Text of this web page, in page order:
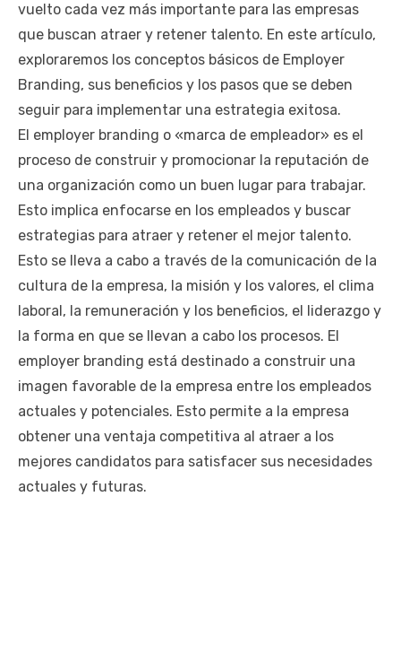
vuelto cada vez más importante para las empresas
que buscan atraer y retener talento. En este artículo,
exploraremos los conceptos básicos de Employer
Branding, sus beneficios y los pasos que se deben
seguir para implementar una estrategia exitosa.
El employer branding o «marca de empleador» es el
proceso de construir y promocionar la reputación de
una organización como un buen lugar para trabajar.
Esto implica enfocarse en los empleados y buscar
estrategias para atraer y retener el mejor talento.
Esto se lleva a cabo a través de la comunicación de la
cultura de la empresa, la misión y los valores, el clima
laboral, la remuneración y los beneficios, el liderazgo y
la forma en que se llevan a cabo los procesos. El
employer branding está destinado a construir una
imagen favorable de la empresa entre los empleados
actuales y potenciales. Esto permite a la empresa
obtener una ventaja competitiva al atraer a los
mejores candidatos para satisfacer sus necesidades
actuales y futuras.